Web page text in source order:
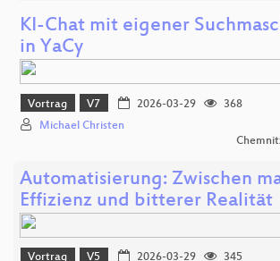
KI-Chat mit eigener
in YaCy
Vortrag V7 2026-03-29
368
Michael Christen
Automatisierung: Zwischen
Effizienz und bitterer Realität
Vortrag V5 2026-03-29
345